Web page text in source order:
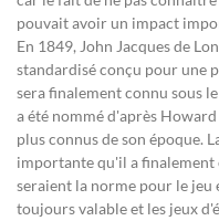
pouvait avoir un impact
En 1849, John Jacques de
standardisé conçu pour une
sera finalement connu sous
a été nommé d'après
plus connus de son époque.
importante qu'il a finalement
seraient la norme pour le
toujours valable et les jeux